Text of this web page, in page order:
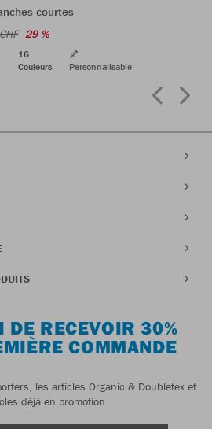
courtes
29 %
16
Couleurs
Personnalisable
DE RECEVOIR 30%
COMMANDE
les articles Organic & Doubletex et
déjà en promotion